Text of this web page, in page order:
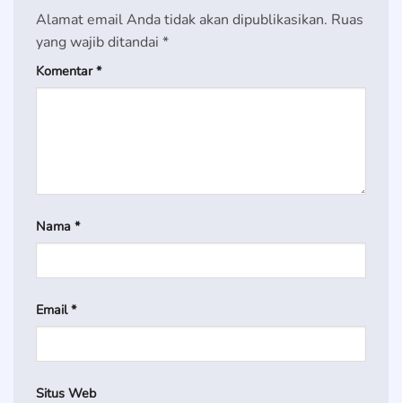
Alamat email Anda tidak akan dipublikasikan. Ruas
yang wajib ditandai *
Komentar*
Nama *
Email*
Situs Web